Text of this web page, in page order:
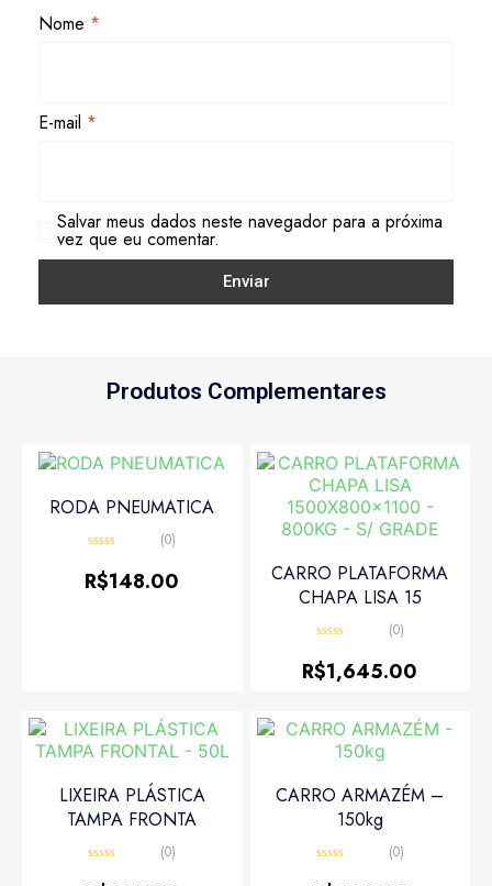
Nome *
E-mail *
Salvar meus dados neste navegador para a próxima
vez que eu comentar.
Produtos Complementares
RODA PNEUMATICA
0
de
(0)
R$148.00
CARRO PLATAFORMA
CHAPA LISA 15
0
de
(0)
R$1,645.00
LIXEIRA PLÁSTICA
TAMPA FRONTA
(0)
CARRO ARMAZÉM –
150kg
(0)